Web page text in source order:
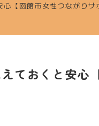
【函館市女性つながりサ
ておくと安心